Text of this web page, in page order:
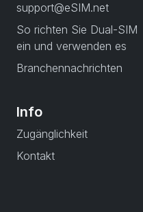
support@eSIM.net
So richten Sie Dual-SIM
ein und verwenden es
Branchennachrichten
Info
Zugänglichkeit
Kontakt